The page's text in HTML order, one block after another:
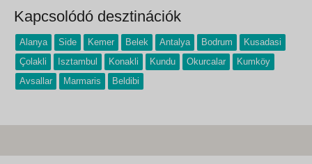
Kapcsolódó desztinációk
Alanya Side Kemer Belek Antalya Bodrum
Kusadasi
Çolakli
Isztambul Konakli Kundu Okurcalar
Kumköy
Avsallar
Marmaris Beldibi